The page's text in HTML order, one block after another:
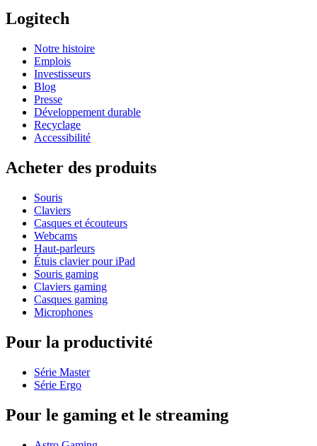
Logitech
Notre histoire
Emplois
Investisseurs
Blog
Presse
Développement durable
Recyclage
Accessibilité
Acheter des produits
Souris
Claviers
Casques et écouteurs
Webcams
Haut-parleurs
Étuis clavier pour iPad
Souris gaming
Claviers gaming
Casques gaming
Microphones
Pour la productivité
Série Master
Série Ergo
Pour le gaming et le streaming